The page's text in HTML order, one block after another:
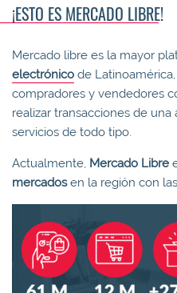
¡ESTO ES MERCADO LIBRE!
Mercado libre es la mayor
electrónico de
compradores y vendedores
realizar transacciones de
servicios de todo tipo.
Actualmente, Mercado Libre
mercadosen la región con